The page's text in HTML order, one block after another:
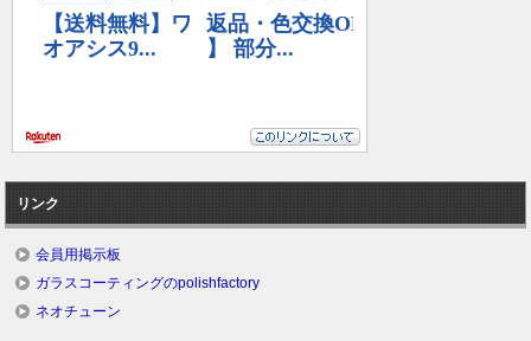
リンク
会員用掲示板
ガラスコーティングのpolishfactory
ネオチューン